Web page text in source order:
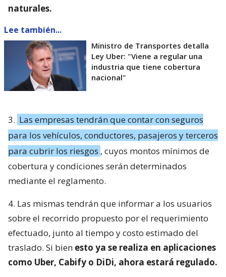
naturales.
Lee también...
Ministro de Transportes detalla
Ley Uber: "Viene a regular una
industria que tiene cobertura
nacional"
3. Las empresas tendrán que contar con seguros
para los vehículos, conductores, pasajeros y terceros
para cubrir los riesgos , cuyos montos mínimos de
cobertura y condiciones serán determinados
mediante el reglamento.
4. Las mismas tendrán que informar a los usuarios
sobre el recorrido propuesto por el requerimiento
efectuado, junto al tiempo y costo estimado del
traslado. Si bien esto ya se realiza en aplicaciones
como Uber, Cabify o DiDi, ahora estará regulado.